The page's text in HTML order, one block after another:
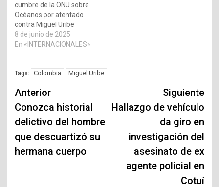
cumbre de la ONU sobre
Océanos por atentado
contra Miguel Uribe
8 de junio de 2025
En «INTERNACIONALES»
Tags: Colombia Miguel Uribe
Navegación
de
entradas
Anterior
Conozca historial
delictivo del hombre
que descuartizó su
hermana cuerpo
Siguiente
Hallazgo de vehículo
da giro en
investigación del
asesinato de ex
agente policial en
Cotuí